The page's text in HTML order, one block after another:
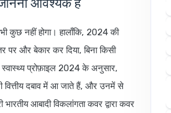
आवश्यक है
कुछ नहीं होगा। हालाँकि, 2024 की
और बेकार कर दिया, बिना किसी
स्वास्थ्य प्रोफ़ाइल 2024 के अनुसार,
वित्तीय दबाव में आ जाते हैं, और उनमें से
आबादी विकलांगता कवर द्वारा कवर